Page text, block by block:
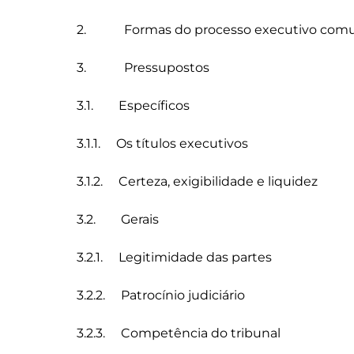
2.            Formas do processo executivo
3.            Pressupostos
3.1.        Específicos
3.1.1.     Os títulos executivos
3.1.2.     Certeza, exigibilidade e liquidez
3.2.        Gerais
3.2.1.     Legitimidade das partes
3.2.2.     Patrocínio judiciário
3.2.3.     Competência do tribunal